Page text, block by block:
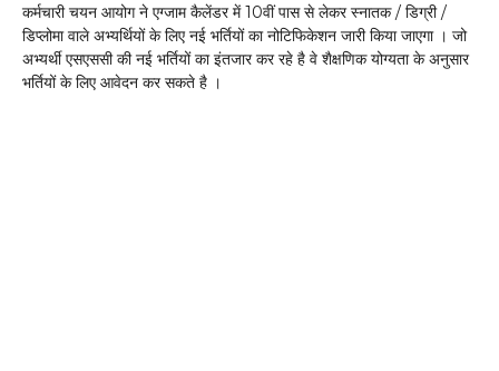
कर्मचारी चयन आयोग ने एग्जाम कैलेंडर में 10वीं पास से लेकर स्नातक / डिग्री /
डिप्लोमा वाले अभ्यर्थियों के लिए नई भर्तियों का नोटिफिकेशन जारी किया जाएगा । जो
अभ्यर्थी एसएससी की नई भर्तियों का इंतजार कर रहे है वे शैक्षणिक योग्यता के अनुसार
भर्तियों के लिए आवेदन कर सकते है ।